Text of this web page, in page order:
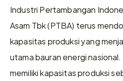
Industri Pertambangan
Asam Tbk (PTBA) terus
kapasitas produksi yang
utama bauran energi
memiliki kapasitas produksi